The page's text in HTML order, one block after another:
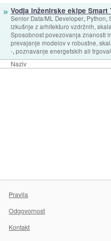
Naziv
» Vodja inženirske ekipe Smart
Senior Data/ML Developer, Python,
izkušnje z arhitekturo vzdržnih,
Sposobnost povezovanja znanosti
prevajanje modelov v robustne,
-, poznavanje energetskih ali
Pravila
Odgovornost
Kontakt